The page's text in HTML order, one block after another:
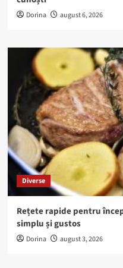
Dorina august 6, 2026
Diverse
Rețete rapide pentru
simplu și gustos
Dorina august 3, 2026